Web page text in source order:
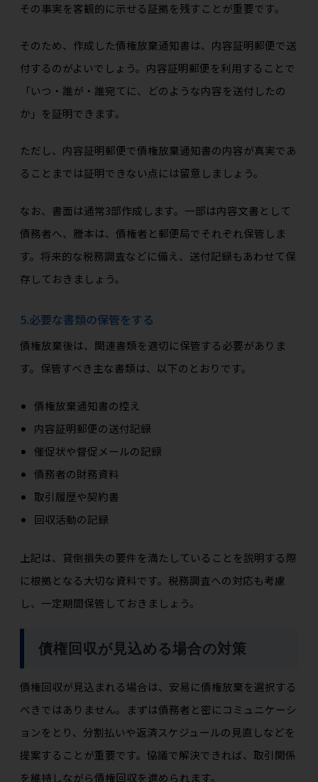
その事実を客観的に示せる証拠を残すことが重要です。
そのため、作成した債権放棄通知書は、内容証明郵便で送
付するのがよいでしょう。内容証明郵便を利用することで
「いつ・誰が・誰宛てに、どのような内容を送付したの
か」を証明できます。
ただし、内容証明郵便で債権放棄通知書の内容が真実であ
ることまでは証明できない点には留意しましょう。
なお、書面は通常3部作成します。一部は内容文書として
債務者へ、謄本は、債権者と郵便局でそれぞれ保管しま
す。将来的な税務調査などに備え、送付記録もあわせて保
存しておきましょう。
5.必要な書類の保管をする
債権放棄後は、関連書類を適切に保管する必要がありま
す。保管すべき主な書類は、以下のとおりです。
債権放棄通知書の控え
内容証明郵便の送付記録
催促状や督促メールの記録
債務者の財務資料
取引履歴や契約書
回収活動の記録
上記は、貸倒損失の要件を満たしていることを説明する際
に根拠となる大切な資料です。税務調査への対応も考慮
し、一定期間保管しておきましょう。
債権回収が見込める場合の対策
債権回収が見込まれる場合は、安易に債権放棄を選択する
べきではありません。まずは債務者と密にコミュニケーシ
ョンをとり、分割払いや返済スケジュールの見直しなどを
提案することが重要です。協議で解決できれば、取引関係
を維持しながら債権回収を進められます。